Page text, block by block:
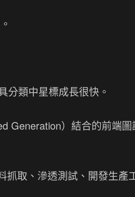
分類中星標成長很快。
Generation）結合的前端圖
取、滲透測試、開發生產